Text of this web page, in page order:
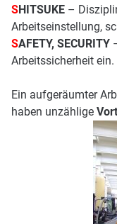
SHITSUKE–
Arbeitseinstellung,
SAFETY, SECURITY
Arbeitssicherheit
Ein aufgeräumter
haben unzählige